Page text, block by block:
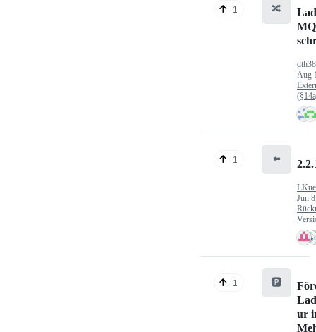
1 🔀
Aug
1 ⬅️
Jun
1 🅿️
ur